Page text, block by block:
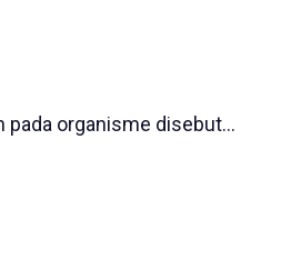
pada organisme disebut...